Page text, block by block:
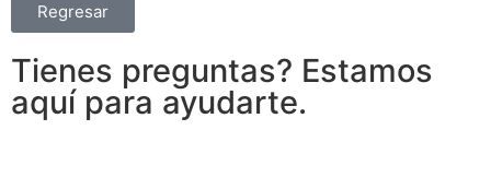
Regresar
Tienes preguntas? Estamos
aquí para ayudarte.